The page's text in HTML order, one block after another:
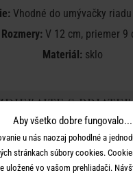
Vhodné do umývačky
Rozmery: V 12 cm, priemer 9
Materiál: sklo
S
Aby všetko dobre fungovalo...
u nás naozaj pohodlné a
stránkach súbory cookies.
uložené vo vašom prehliadači.